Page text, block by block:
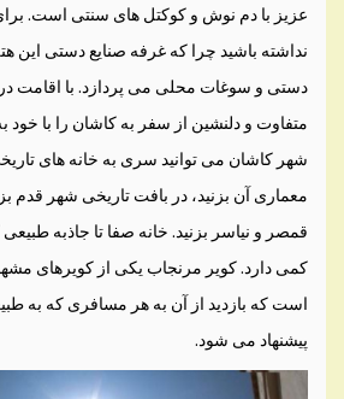
عزیز با دم نوش و کوکتل های سنتی است.
نداشته باشید چرا که غرفه صنایع دستی این
دستی و سوغات محلی می پردازد. با اقامت در
متفاوت و دلنشین از سفر به کاشان را با خود به
شهر کاشان می توانید سری به خانه های
معماری آن بزنید، در بافت تاریخی شهر قدم
قمصر و نیاسر بزنید. خانه صفا تا جاذبه
کمی دارد. کویر مرنجاب یکی از کویرهای
است که بازدید از آن به هر مسافری که به
پیشنهاد می شود.